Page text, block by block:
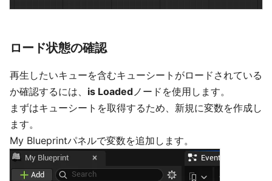
ロード状態の確認
再生したいキューを含むキューシートがロードされている
か確認するには、 is Loadedノードを使用します。
まずはキューシートを取得するため、新規に変数を作成し
ます。
My Blueprintパネルで変数を追加します。